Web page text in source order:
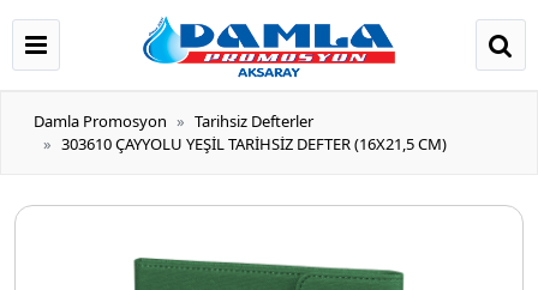
Damla Promosyon
Tarihsiz Defterler
303610 ÇAYYOLU YEŞİL TARİHSİZ DEFTER (16X21,5 CM)